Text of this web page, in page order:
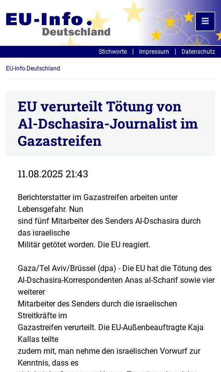
Stichworte Impressum Datenschutz
EU-Info.Deutschland
EU verurteilt Tötung von
Al-Dschasira-Journalist im
Gazastreifen
11.08.2025 21:43
Berichterstatter im Gazastreifen arbeiten unter
Lebensgefahr. Nun
sind fünf Mitarbeiter des Senders Al-Dschasira durch
das israelische
Militär getötet worden. Die EU reagiert.
Gaza/Tel Aviv/Brüssel (dpa) - Die EU hat die Tötung des
Al-Dschasira-Korrespondenten Anas al-Scharif sowie vier
weiterer
Mitarbeiter des Senders durch die israelischen
Streitkräfte im
Gazastreifen verurteilt. Die EU-Außenbeauftragte Kaja
Kallas teilte
zudem mit, man nehme den israelischen Vorwurf zur
Kenntnis, dass es